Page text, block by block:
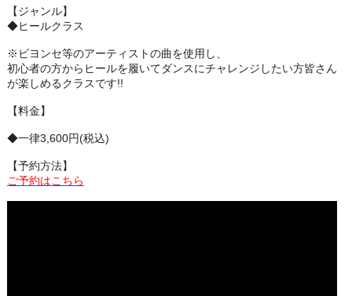
【ジャンル】
◆ヒールクラス
※ビヨンセ等のアーティストの曲を使用し、
初心者の方からヒールを履いてダンスにチャレンジしたい方皆さん
が楽しめるクラスです!!
【料金】
◆一律3,600円(税込)
【予約方法】
ご予約はこちら